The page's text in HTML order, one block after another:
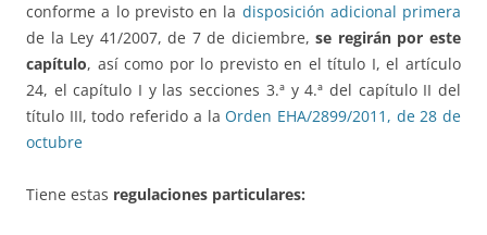
conforme a lo previsto en la disposición adicional primera
de la Ley 41/2007, de 7 de diciembre,se regirán por este
capítulo, así como por lo previsto en el título I, el artículo
24, el capítulo I y las secciones 3.ª y 4.ª del capítulo II del
título III, todo referido a laOrden EHA/2899/2011, de 28 de
octubre
Tiene estas regulaciones particulares: